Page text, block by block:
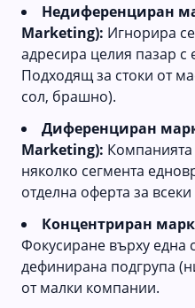
Недиференциран
Marketing): Игнорира
адресира целия пазар
Подходящ за стоки от
сол, брашно).
Диференциран
Marketing):
няколко сегмента
отделна оферта за всеки
Концентриран
Фокусиране върху една
дефинирана подгрупа
от малки компании.